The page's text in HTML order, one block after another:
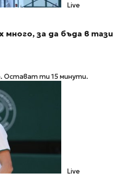
Live
много, за да бъда в тази
Остават ти 15 минути.
Live